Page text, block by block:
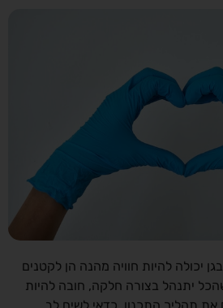
יכולה להיות חוויה מהנה הן לקטנים
יתנהל בצורה חלקה, חובה להיות